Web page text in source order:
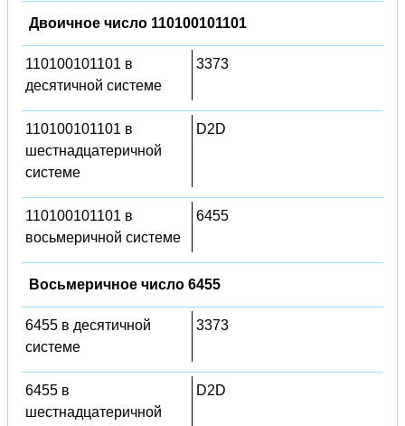
Двоичное число 110100101101
110100101101 в
десятичной системе
3373
110100101101 в
шестнадцатеричной
системе
D2D
110100101101 в
восьмеричной системе
6455
Восьмеричное число 6455
6455 в десятичной
системе
3373
6455 в
шестнадцатеричной
D2D